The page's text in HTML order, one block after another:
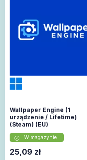
Wallpaper Engine (1
urządzenie / Lifetime)
(Steam) (EU)
W magazynie
25,09 zł